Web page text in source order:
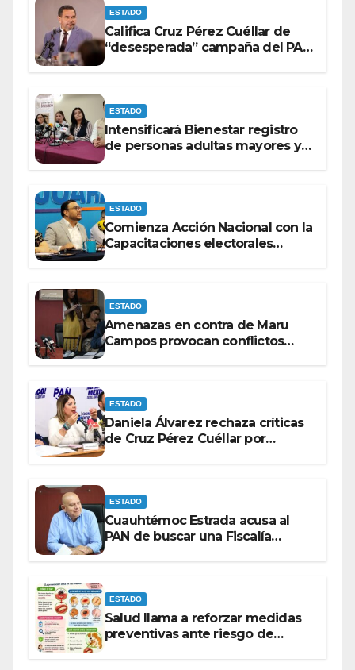
ESTADO
Califica Cruz Pérez Cuéllar de
“desesperada” campaña del PAN
ESTADO
Intensificará Bienestar registro
de personas adultas mayores y
ESTADO
Comienza Acción Nacional con la
Capacitaciones electorales
ESTADO
Amenazas en contra de Maru
Campos provocan conflictos
ESTADO
Daniela Álvarez rechaza críticas
de Cruz Pérez Cuéllar por
ESTADO
Cuauhtémoc Estrada acusa al
PAN de buscar una Fiscalía
ESTADO
Salud llama a reforzar medidas
preventivas ante riesgo de